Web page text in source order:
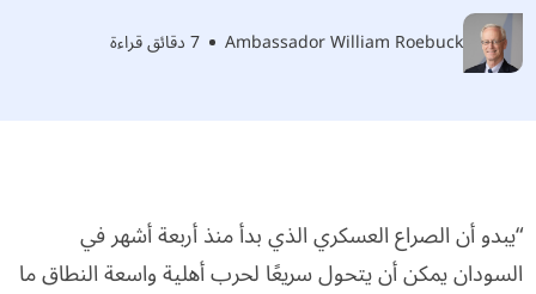
Ambassador William Roebuck 7 دقائق قراءة
“يبدو أن الصراع العسكري الذي بدأ منذ أربعة أشهر في
السودان يمكن أن يتحول سريعًا لحرب أهلية واسعة النطاق ما